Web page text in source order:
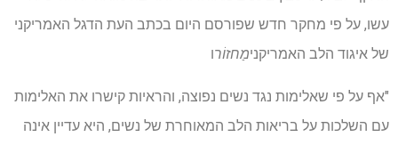
עשו, על פי מחקר חדש שפורסם היום בכתב העת הדגל האמריקני
של איגוד הלב האמריקנימַחזוֹרו
"אף על פי שאלימות נגד נשים נפוצה, והראיות קישרו את האלימות
עם השלכות על בריאות הלב המאוחרת של נשים, היא עדיין אינה